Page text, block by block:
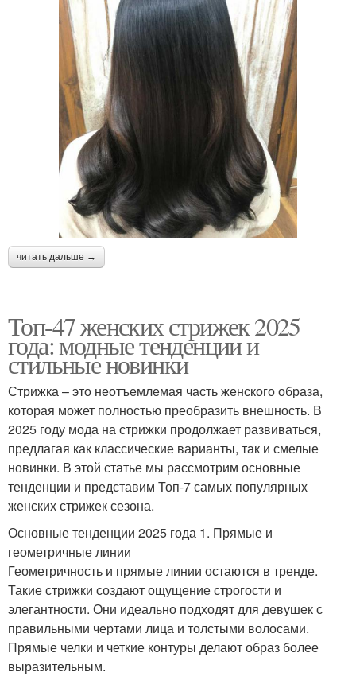
читать дальше →
Топ-47 женских стрижек 2025
года: модные тенденции и
стильные новинки
Стрижка – это неотъемлемая часть женского образа,
которая может полностью преобразить внешность. В
2025 году мода на стрижки продолжает развиваться,
предлагая как классические варианты, так и смелые
новинки. В этой статье мы рассмотрим основные
тенденции и представим Топ-7 самых популярных
женских стрижек сезона.
Основные тенденции 2025 года 1. Прямые и
геометричные линии
Геометричность и прямые линии остаются в тренде.
Такие стрижки создают ощущение строгости и
элегантности. Они идеально подходят для девушек с
правильными чертами лица и толстыми волосами.
Прямые челки и четкие контуры делают образ более
выразительным.